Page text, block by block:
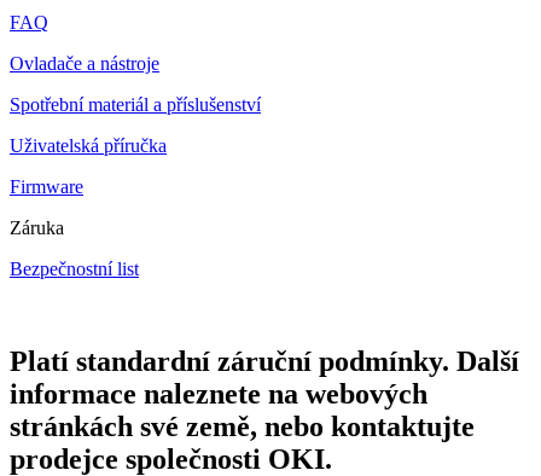
FAQ
Ovladače a nástroje
Spotřební materiál a příslušenství
Uživatelská příručka
Firmware
Záruka
Bezpečnostní list
Platí standardní záruční podmínky. Další
informace naleznete na webových
stránkách své země, nebo kontaktujte
prodejce společnosti OKI.